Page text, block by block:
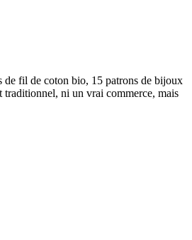
de fil de coton bio, 15 patrons de bijoux
traditionnel, ni un vrai commerce, mais